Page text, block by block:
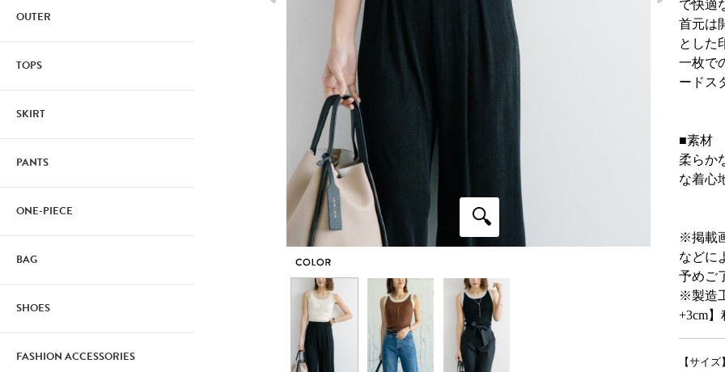
OUTER
TOPS
SKIRT
PANTS
ONE-PIECE
BAG
SHOES
FASHION ACCESSORIES
で快適
首元は
とした
一枚で
ードス
■素材
柔らか
な着心
※掲載
などに
予めご
※製造
+3cm
【サイズ